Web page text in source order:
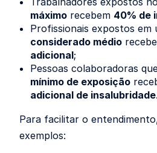
máximo recebem 40% de
Profissionais expostos em
considerado médio
adicional;
Pessoas colaboradoras
mínimo de exposição
adicional de insalubridade.
Para facilitar o
exemplos: